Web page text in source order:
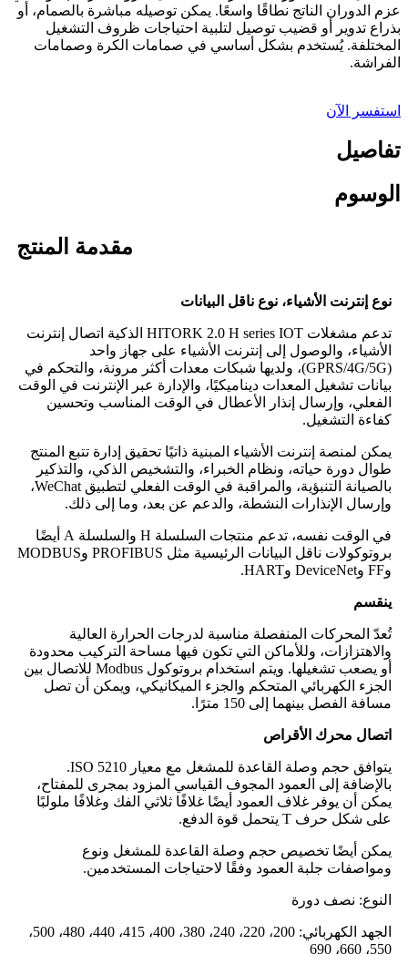
عزم الدوران الناتج نطاقًا واسعًا. يمكن توصيله مباشرة بالصمام، أو
بذراع تدوير أو قضيب توصيل لتلبية احتياجات ظروف التشغيل
المختلفة. يُستخدم بشكل أساسي في صمامات الكرة وصمامات
الفراشة.
استفسر الآن
تفاصيل
الوسوم
مقدمة المنتج
نوع إنترنت الأشياء، نوع ناقل البيانات
تدعم مشغلات HITORK 2.0 H series IOT الذكية اتصال إنترنت
الأشياء، والوصول إلى إنترنت الأشياء على جهاز واحد
(GPRS/4G/5G)، ولديها شبكات معدات أكثر مرونة، والتحكم في
بيانات تشغيل المعدات ديناميكيًا، والإدارة عبر الإنترنت في الوقت
الفعلي، وإرسال إنذار الأعطال في الوقت المناسب وتحسين
كفاءة التشغيل.
يمكن لمنصة إنترنت الأشياء المبنية ذاتيًا تحقيق إدارة تتبع المنتج
طوال دورة حياته، ونظام الخبراء، والتشخيص الذكي، والتذكير
بالصيانة التنبؤية، والمراقبة في الوقت الفعلي لتطبيق WeChat،
وإرسال الإنذارات النشطة، والدعم عن بعد، وما إلى ذلك.
في الوقت نفسه، تدعم منتجات السلسلة H والسلسلة A أيضًا
بروتوكولات ناقل البيانات الرئيسية مثل PROFIBUS وMODBUS
وFF وDeviceNet وHART.
ينقسم
تُعدّ المحركات المنفصلة مناسبة لدرجات الحرارة العالية
والاهتزازات، وللأماكن التي تكون فيها مساحة التركيب محدودة
أو يصعب تشغيلها. ويتم استخدام بروتوكول Modbus للاتصال بين
الجزء الكهربائي المتحكم والجزء الميكانيكي، ويمكن أن تصل
مسافة الفصل بينهما إلى 150 مترًا.
اتصال محرك الأقراص
يتوافق حجم وصلة القاعدة للمشغل مع معيار ISO 5210.
بالإضافة إلى العمود المجوف القياسي المزود بمجرى للمفتاح،
يمكن أن يوفر غلاف العمود أيضًا غلافًا ثلاثي الفك وغلافًا ملولبًا
على شكل حرف T يتحمل قوة الدفع.
يمكن أيضًا تخصيص حجم وصلة القاعدة للمشغل ونوع
ومواصفات جلبة العمود وفقًا لاحتياجات المستخدمين.
النوع: نصف دورة
الجهد الكهربائي: 200، 220، 240، 380، 400، 415، 440، 480، 500،
550، 660، 690